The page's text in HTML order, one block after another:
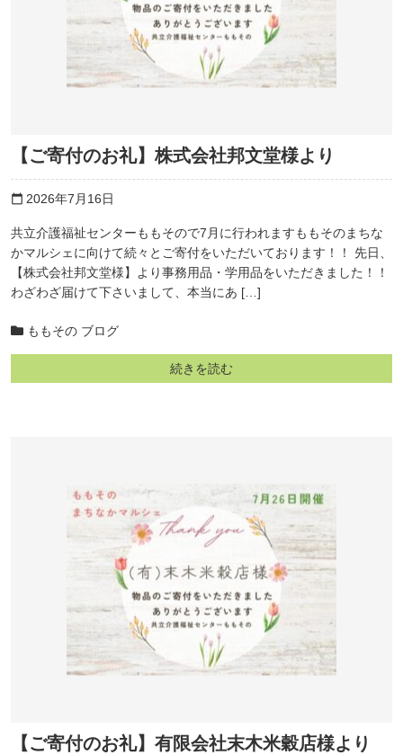
【ご寄付のお礼】株式会社邦文堂様より
calendar_today 2026年7月16日
共立介護福祉センターももそので7月に行われますももそのまちな
かマルシェに向けて続々とご寄付をいただいております！！ 先日、
【株式会社邦文堂様】より事務用品・学用品をいただきました！！
わざわざ届けて下さいまして、本当にあ […]
ももその ブログ
続きを読む
【ご寄付のお礼】有限会社末木米穀店様より